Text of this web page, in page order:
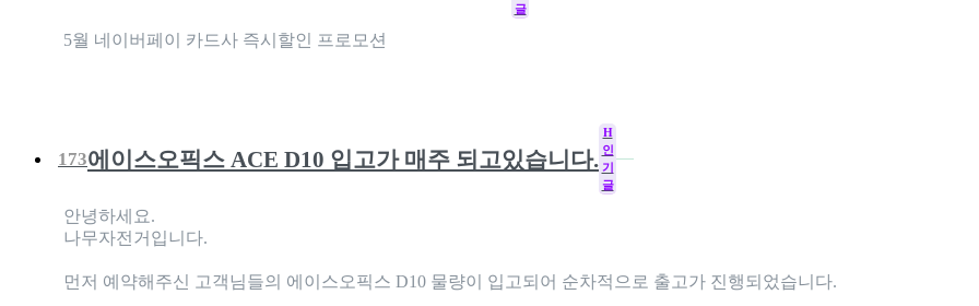
글
5월 네이버페이 카드사 즉시할인 프로모션
173에이스오픽스 ACE D10 입고가 매주 되고있습니다.
H
인
기
글
안녕하세요.
나무자전거입니다.
먼저 예약해주신 고객님들의 에이스오픽스 D10 물량이 입고되어 순차적으로 출고가 진행되었습니다.